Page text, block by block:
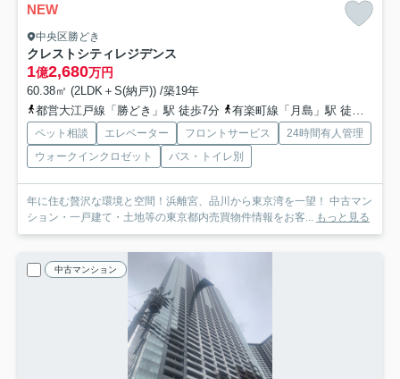
NEW
中央区勝どき
クレストシティレジデンス
1億2,680万円
60.38㎡ (2LDK＋S(納戸)) /築19年
都営大江戸線「勝どき」駅 徒歩7分
有楽町線「月島」駅 徒歩20分
ペット相談 エレベーター フロントサービス
24時間有人管理
ウォークインクロゼット
バス・トイレ別
年に住む贅沢な環境と空間！浜離宮、品川から東京湾を一望！ 中古マン
ション・一戸建て・土地等の東京都内売買物件情報をお客... もっと見る
中古マンション